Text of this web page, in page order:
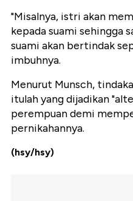
"Misalnya, istri akan
kepada suami sehingga
suami akan bertindak
imbuhnya.
Menurut Munsch,
itulah yang dijadikan
perempuan demi
pernikahannya.
(hsy/hsy)